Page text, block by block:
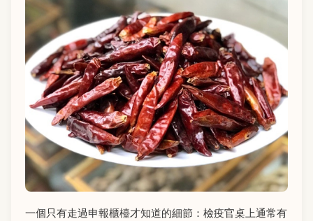
一個只有走過申報櫃檯才知道的細節：檢疫官桌上通常有